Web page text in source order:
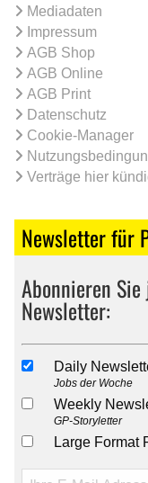
Mediadaten
Impressum
AGB Shop
AGB Online
AGB Print
Datenschutz
Cookie-Manager
Verträge hier
Newsletter für
Abonnieren
Newsletter:
Daily
Jobs der Woche
Weekly
GP-Storyletter
Large Format